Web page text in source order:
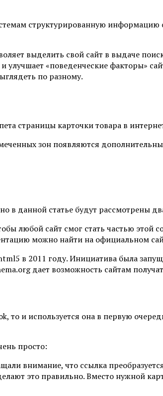
структурированную
выделить свой сайт в выдаче
улучшает «поведенческие факторы»
по разному.
страницы карточки товара в
зон появляются
в данной статье будут рассмотрены
любой сайт смог стать частью
можно найти на официальном
в 2011 году. Инициатива была
дает возможность сайтам
то и используется она в первую
просто:
внимание, что ссылка
это правильно. Вместо нужной